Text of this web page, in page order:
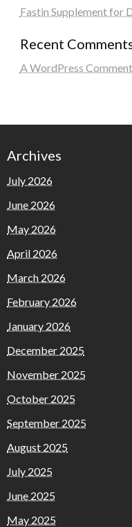
Fastin Supplement for
Recent
A WordPress
Archives
July 2026
June 2026
May 2026
April 2026
March 2026
February 2026
January 2026
December 2025
November 2025
October 2025
September 2025
August 2025
July 2025
June 2025
May 2025